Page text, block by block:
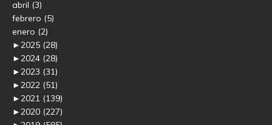
abril (3)
febrero (5)
enero (2)
►2025 (28)
►2024 (28)
►2023 (31)
►2022 (51)
►2021 (139)
►2020 (227)